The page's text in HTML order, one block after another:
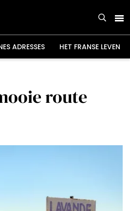
ADRESSES HET FRANSE LEVEN
route